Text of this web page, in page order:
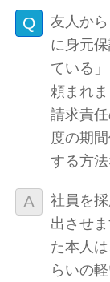
友人か
に身元
ている
頼まれ
請求責
度の期
する方
社員を
出させ
た本人
らいの